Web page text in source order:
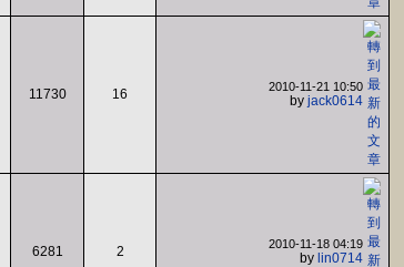
11730 16 2010-11-21 10:50
by jack0614
6281 2 2010-11-18 04:19
by lin0714